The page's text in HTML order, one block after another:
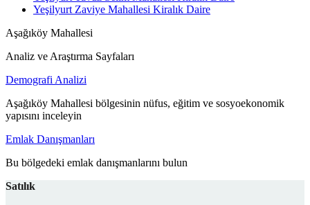
Yeşilyurt Zaviye Mahallesi Kiralık Daire
Aşağıköy Mahallesi
Analiz ve Araştırma Sayfaları
Demografi Analizi
Aşağıköy Mahallesi bölgesinin nüfus, eğitim ve sosyoekonomik
yapısını inceleyin
Emlak Danışmanları
Bu bölgedeki emlak danışmanlarını bulun
Satılık